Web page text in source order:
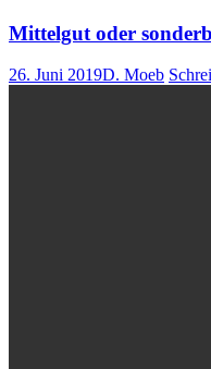
Mittelgut oder
26. Juni 2019D. Moeb